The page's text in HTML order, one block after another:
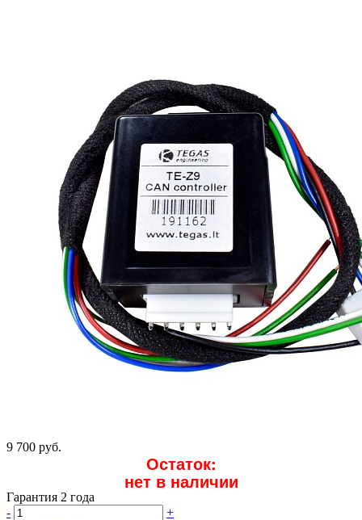
9 700 руб.
Остаток:
нет в наличии
Гарантия 2 года
-
+